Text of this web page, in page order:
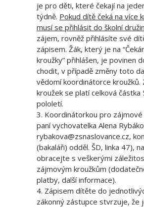
je pro děti, které čekají na
týdně. Pokud dítě čeká na více
musí se přihlásit do školní
zájem, rovněž přihlásíte své
zápisem. Žák, který je na
kroužky” přihlášen, je povinen
chodit, v případě změny toto
vědomí koordinátorce kroužků.
kroužek se platí celková částka
pololetí.
3. Koordinátorkou pro zájmové
paní vychovatelka Alena
rybakova@zsnaslovance.cz,
(bakaláři) odděl. ŠD, linka 47),
obracejte s veškerými
zájmovým kroužkům
platby, další informace).
4. Zápisem dítěte do
zákonný zástupce stvrzuje, že